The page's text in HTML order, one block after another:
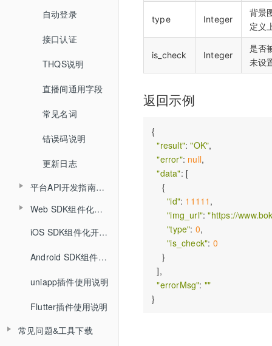
查询视频详细信息
更新直播间
说明
开始结束直播
登录退出
视频转码
文档转码
回放
课堂数据统计
自动登录
接口认证
THQS说明
直播间通用字段
常见名词
错误码说明
更新日志
平台API开发指南（旧版本）
API概述
小班课管理API
聊天相关API
回放相关API
自动登录相关API
接口认证相关API
Web SDK组件化开发指南
Web SDK组件化快速集成文档
Web SDK音视频API文档
Web排麦组件化
Web聊天组件化
Web文档组件化
iOS SDK组件化开发指南
Android SDK组件化开发指南
uniapp插件使用说明
Flutter插件使用说明
常见问题&工具下载
type Integer
背景
定义
is_check Integer
是否
未设
返回示例
{
"result": "OK",
"error": null,
"data": [
    {
"id": 11111 ,
"img_url": "https://
"type": 0,
"is_check": 0
    }
  ],
"errorMsg": ""